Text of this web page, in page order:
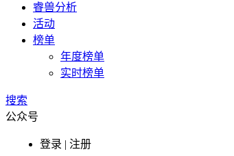
睿兽分析
活动
榜单
年度榜单
实时榜单
搜索
公众号
登录 | 注册